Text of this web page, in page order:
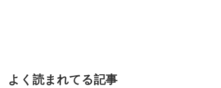
よく読まれてる記事